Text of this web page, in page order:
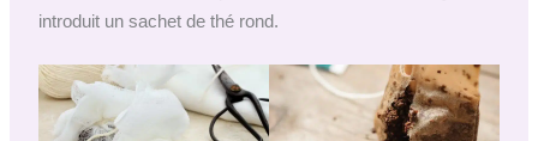
introduit un sachet de thé rond.